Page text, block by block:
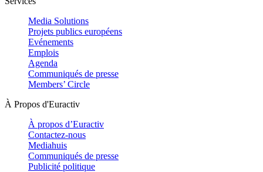
Media Solutions
Projets publics européens
Evénements
Emplois
Agenda
Communiqués de presse
Members’ Circle
À Propos d'Euractiv
À propos d’Euractiv
Contactez-nous
Mediahuis
Communiqués de presse
Publicité politique